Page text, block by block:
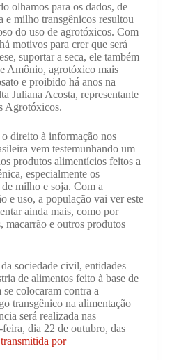
olhamos para os dados, de
e milho transgênicos resultou
do uso de agrotóxicos. Com
motivos para crer que será
suportar a seca, ele também
Amônio, agrotóxico mais
e proibido há anos na
Juliana Acosta, representante
Agrotóxicos.
direito à informação nos
vem testemunhando um
produtos alimentícios feitos a
especialmente os
de milho e soja. Com a
e uso, a população vai ver este
ainda mais, como por
macarrão e outros produtos
sociedade civil, entidades
de alimentos feito à base de
colocaram contra a
transgênico na alimentação
será realizada nas
feira, dia 22 de outubro, das
transmitida por